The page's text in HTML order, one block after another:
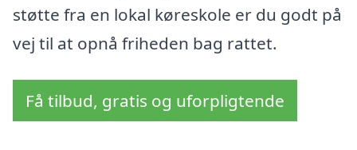
støtte fra en lokal køreskole er du godt på
vej til at opnå friheden bag rattet.
Få tilbud, gratis og uforpligtende